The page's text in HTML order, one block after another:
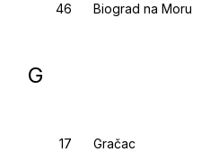
Biograd na Moru
G
Gračac